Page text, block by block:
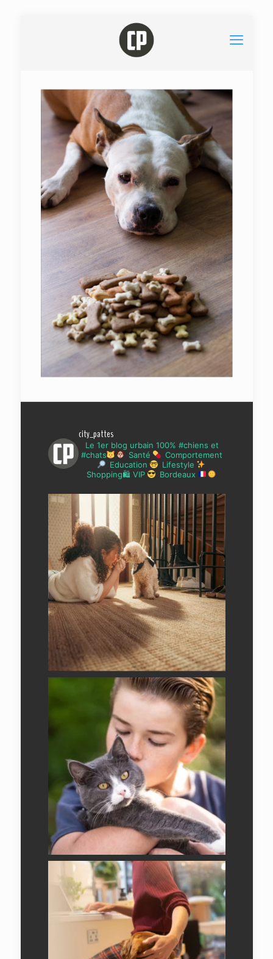
city_pattes
Le 1er blog urbain 100% #chiens et
#chats
Santé
Comportement
Education
Lifestyle
Shopping🛍 VIP
Bordeaux